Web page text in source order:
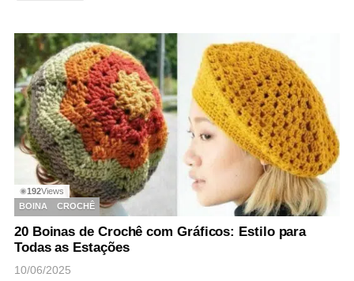
◉192Views
BOINA
CROCHÊ
20 Boinas de Crochê com Gráficos: Estilo para
Todas as Estações
10/06/2025